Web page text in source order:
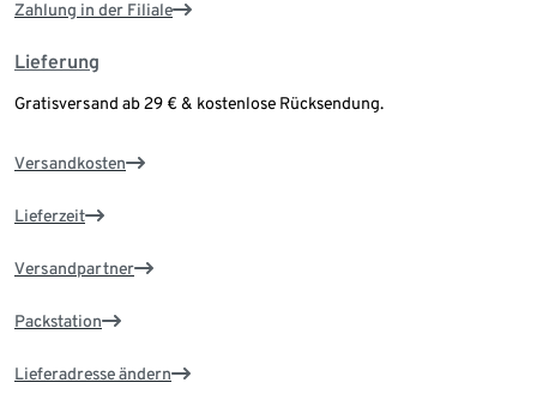
Zahlung in der Filiale
Lieferung
Gratisversand ab 29 € & kostenlose Rücksendung.
Versandkosten
Lieferzeit
Versandpartner
Packstation
Lieferadresse ändern